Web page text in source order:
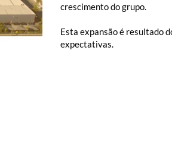
crescimento do grupo.
Esta expansão é resultado
expectativas.